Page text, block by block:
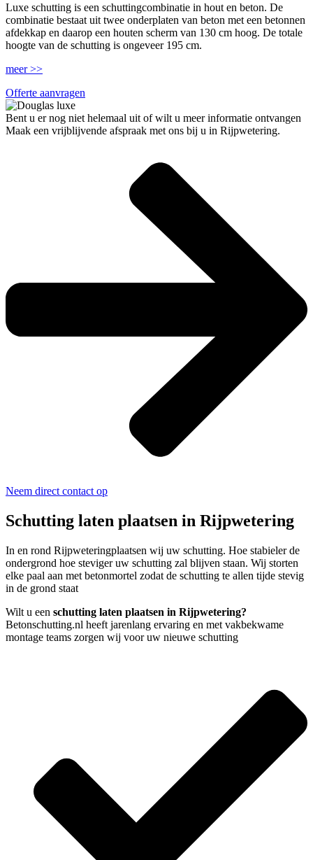
Luxe schutting is een schuttingcombinatie in hout en beton. De
combinatie bestaat uit twee onderplaten van beton met een betonnen
afdekkap en daarop een houten scherm van 130 cm hoog. De totale
hoogte van de schutting is ongeveer 195 cm.
meer >>
Offerte aanvragen
Bent u er nog niet helemaal uit of wilt u meer informatie ontvangen
Maak een vrijblijvende afspraak met ons bij u in Rijpwetering.
Neem direct contact op
Schutting laten plaatsen in Rijpwetering
In en rond Rijpweteringplaatsen wij uw schutting. Hoe stabieler de
ondergrond hoe steviger uw schutting zal blijven staan. Wij storten
elke paal aan met betonmortel zodat de schutting te allen tijde stevig
in de grond staat
Wilt u een schutting laten plaatsen in Rijpwetering?
Betonschutting.nl heeft jarenlang ervaring en met vakbekwame
montage teams zorgen wij voor uw nieuwe schutting